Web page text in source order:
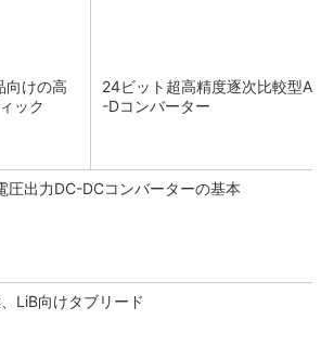
向けの高
ック
24ビット超高精度逐次比較型A
-Dコンバーター
圧出力DC-DCコンバーターの基本
LiB向けタブリード